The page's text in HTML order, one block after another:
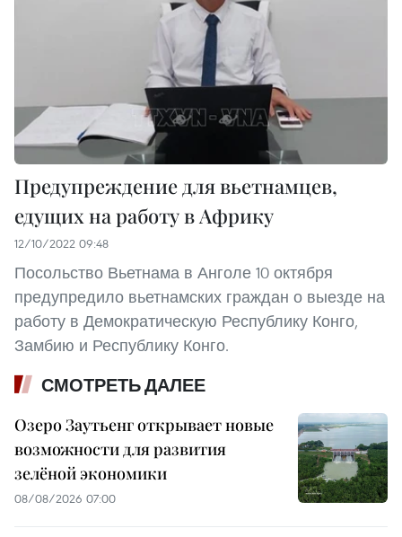
Предупреждение для вьетнамцев,
едущих на работу в Африку
12/10/2022 09:48
Посольство Вьетнама в Анголе 10 октября
предупредило вьетнамских граждан о выезде на
работу в Демократическую Республику Конго,
Замбию и Республику Конго.
СМОТРЕТЬ ДАЛЕЕ
Озеро Заутьенг открывает новые
возможности для развития
зелёной экономики
08/08/2026 07:00